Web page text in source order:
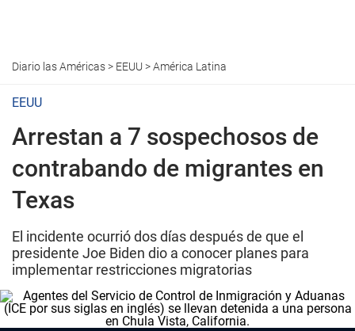
Diario las Américas> EEUU >América Latina
EEUU
Arrestan a 7 sospechosos de
contrabando de migrantes en
Texas
El incidente ocurrió dos días después de que el
presidente Joe Biden dio a conocer planes para
implementar restricciones migratorias